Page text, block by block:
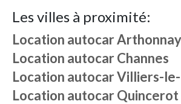
Les villes à proximité:
Location autocarArthonnay
Location autocarChannes
Location autocarVilliers-
Location autocarQuincerot